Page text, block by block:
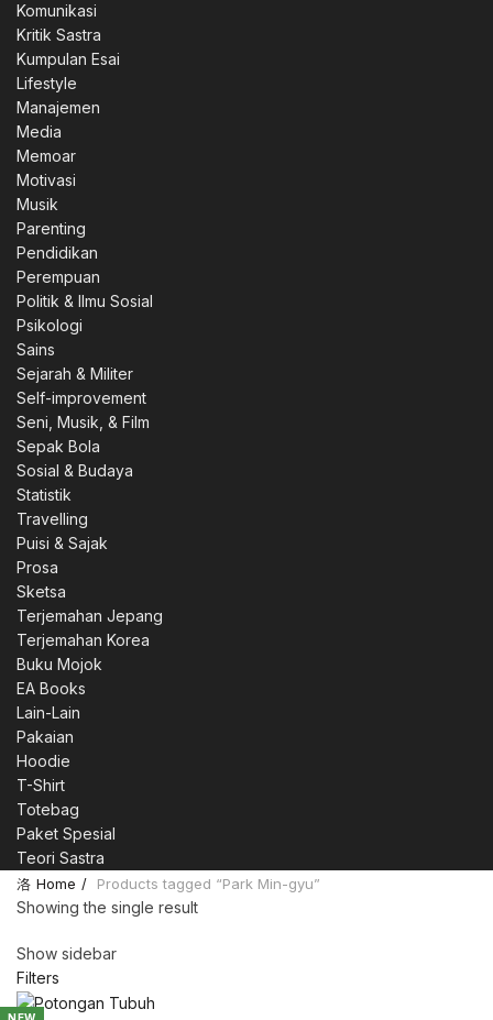
Komunikasi
Kritik Sastra
Kumpulan Esai
Lifestyle
Manajemen
Media
Memoar
Motivasi
Musik
Parenting
Pendidikan
Perempuan
Politik & Ilmu Sosial
Psikologi
Sains
Sejarah & Militer
Self-improvement
Seni, Musik, & Film
Sepak Bola
Sosial & Budaya
Statistik
Travelling
Puisi & Sajak
Prosa
Sketsa
Terjemahan Jepang
Terjemahan Korea
Buku Mojok
EA Books
Lain-Lain
Pakaian
Hoodie
T-Shirt
Totebag
Paket Spesial
Teori Sastra
Home Products tagged “Park Min-gyu”
Showing the single result
Show sidebar
Filters